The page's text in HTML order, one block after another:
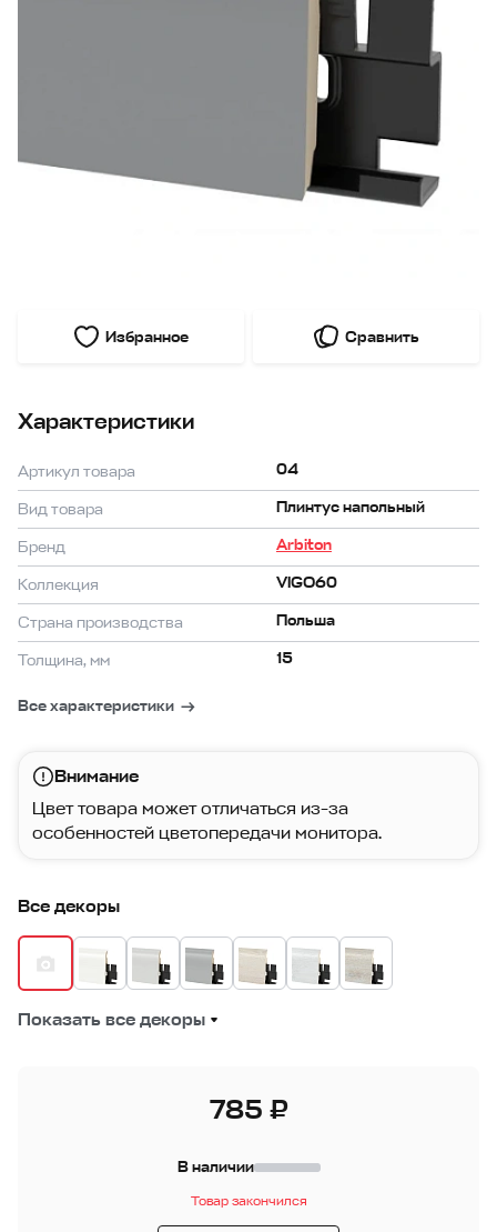
Избранное Сравнить
Характеристики
Артикул товара 04
Вид товара Плинтус напольный
Бренд Arbiton
Коллекция VIGO60
Страна производства Польша
Толщина, мм 15
Все характеристики
Внимание
Цвет товара может отличаться из-за
особенностей цветопередачи монитора.
Все декоры
Показать все декоры
785 ₽
В наличии
Товар закончился